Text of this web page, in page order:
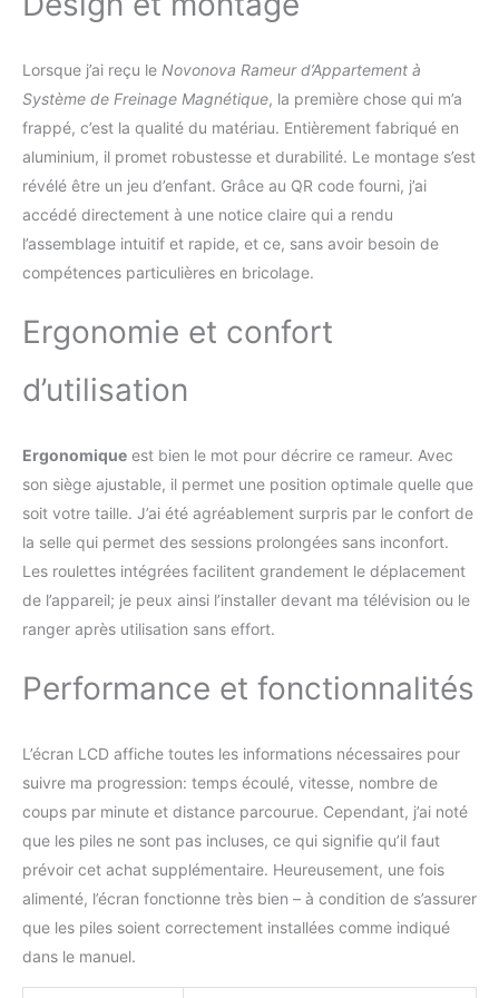
optimal avec ce rameur.
magnétique fluide et silencieux pour un
exercice sans à-coups. Rameurs doté de 16
niveaux de résistance réglables et d'une
résistance magnétique, répondant ainsi
parfaitement à vos besoins d'entraînement.
Les niveaux de résistance équilibrés
optimisent vos séances et contribuent à
prévenir les blessures sportives. Ce rameur
magnétique pour une expérience de rame
profiter d'un entraînement complet dans un
magnétique est le choix idéal pour un
entraînement efficace à domicile.
données d'entraînement incluant temps,
distance, calories et coups de rame. Ce
rameur professionnel est équipé d’un écran
LCD affichant vos données d’entraînement,
notamment le temps, la cadence (coups par
minute), le nombre total de coups, les
données vous permettent de comprendre et
d’optimiser votre programme d’entraînement
permettant ainsi de suivre votre progression
et d’adapter votre plan d’entraînement en
Siège ergonomique rembourré avec roulettes
fluides et repose-pieds antidérapants
ajustables. RAMEUR ERGONOMIQUE : Le
rameur NOVONOVA pour home gym est
équipé d'un siège ergonomique, de poignées
souples et de larges pédales pour une
posture optimale. Pour votre sécurité, les
qui maintiennent vos pieds en place, pour un
entraînement confortable et sûr. La
conception antidérapante des repose-pieds
Lorsque j’ai reçu le Novonova Rameur d’Appartement à
Système de Freinage Magnétique, la première chose qui m’a
frappé, c’est la qualité du matériau. Entièrement fabriqué en
aluminium, il promet robustesse et durabilité. Le montage s’est
révélé être un jeu d’enfant. Grâce au QR code fourni, j’ai
accédé directement à une notice claire qui a rendu
l’assemblage intuitif et rapide, et ce, sans avoir besoin de
compétences particulières en bricolage.
Ergonomie et confort
d’utilisation
Ergonomique est bien le mot pour décrire ce rameur. Avec
son siège ajustable, il permet une position optimale quelle que
soit votre taille. J’ai été agréablement surpris par le confort de
la selle qui permet des sessions prolongées sans inconfort.
Les roulettes intégrées facilitent grandement le déplacement
de l’appareil; je peux ainsi l’installer devant ma télévision ou le
ranger après utilisation sans effort.
Performance et fonctionnalités
L’écran LCD affiche toutes les informations nécessaires pour
suivre ma progression: temps écoulé, vitesse, nombre de
coups par minute et distance parcourue. Cependant, j’ai noté
que les piles ne sont pas incluses, ce qui signifie qu’il faut
prévoir cet achat supplémentaire. Heureusement, une fois
alimenté, l’écran fonctionne très bien – à condition de s’assurer
que les piles soient correctement installées comme indiqué
dans le manuel.